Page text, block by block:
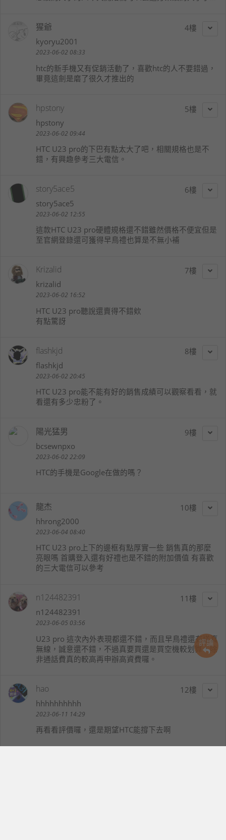
評論
4
猩爺
kyoryu2001
2023-06-02 08:33
htc的新手機又有促銷活動了，喜歡htc的人不要錯過，
畢竟這劍是磨了很久才推出的
5
hpstony
hpstony
2023-06-02 09:44
HTC U23 pro的下巴有點太大了吧，相關規格也是不
錯，有興趣參考三大電信。
6
story5ace5
story5ace5
2023-06-02 12:55
這款HTC U23 pro硬體規格還不錯雖然價格不便宜但是
至官網登錄還可獲得早鳥禮也算是不無小補
7
Krizalid
krizalid
2023-06-02 16:52
HTC U23 pro聽說還賣得不錯欸
有點驚訝
8
flashkjd
flashkjd
2023-06-02 20:45
HTC U23 pro能不能有好的銷售成績可以觀察看看，就
看還有多少忠粉了。
9
陽光猛男
bcsewnpxo
2023-06-02 22:09
HTC的手機是Google在做的嗎？
10
龍杰
hhrong2000
2023-06-04 08:40
HTC U23 pro上下的邊框有點厚實一些 銷售真的那麼
亮眼嗎 首購登入還有好禮也是不錯的附加價值 有喜歡
的三大電信可以參考
11
n124482391
n124482391
2023-06-05 03:56
U23 pro 這次內外表現都還不錯，而且早鳥禮還有送真
無線，誠意還不錯，不過真要買還是買空機較划算，除
非通話費真的較高再申辦高資費囉。
12
hao
hhhhhhhhhh
2023-06-11 14:29
再看看評價囉，還是期望HTC能撐下去啊